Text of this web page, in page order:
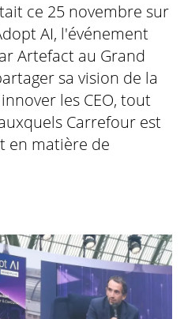
ce 25 novembre sur
AI, l'événement
Artefact au Grand
sa vision de la
les CEO, tout
Carrefour est
en matière de